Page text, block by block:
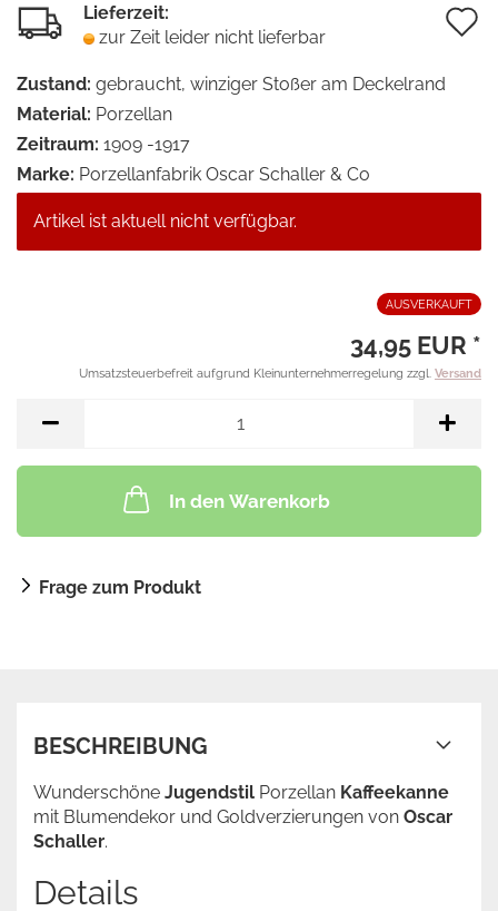
Lieferzeit:
zur Zeit leider nicht lieferbar
Zustand: gebraucht, winziger Stoßer am Deckelrand
Material: Porzellan
Zeitraum: 1909 -1917
Marke: Porzellanfabrik Oscar Schaller & Co
Artikel ist aktuell nicht verfügbar.
AUSVERKAUFT
34,95 EUR *
Umsatzsteuerbefreit aufgrund Kleinunternehmerregelung zzgl. Versand
In den Warenkorb
Frage zum Produkt
BESCHREIBUNG
Wunderschöne Jugendstil Porzellan Kaffeekanne
mit Blumendekor und Goldverzierungen von Oscar
Schaller.
Details